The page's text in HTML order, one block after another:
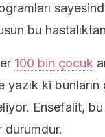
bu
100 bin çocuk
yazık ki bunların
Ensefalit, bu
durumdur.